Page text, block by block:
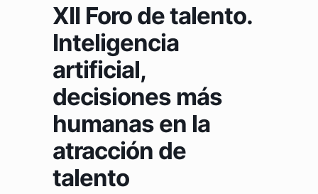
XII Foro de talento.
Inteligencia
artificial,
decisiones más
humanas en la
atracción de
talento